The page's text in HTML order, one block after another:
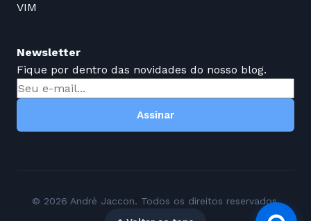
VIM
Newsletter
Fique por dentro das novidades do nosso blog.
Assinar
© 2026 André Jaccon. Todos os direitos reservados.